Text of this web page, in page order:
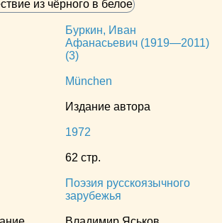
Буркин, Иван
Афанасьевич (1919—2011)
(3)
München
Издание автора
1972
62 стр.
Поэзия русскоязычного
зарубежья